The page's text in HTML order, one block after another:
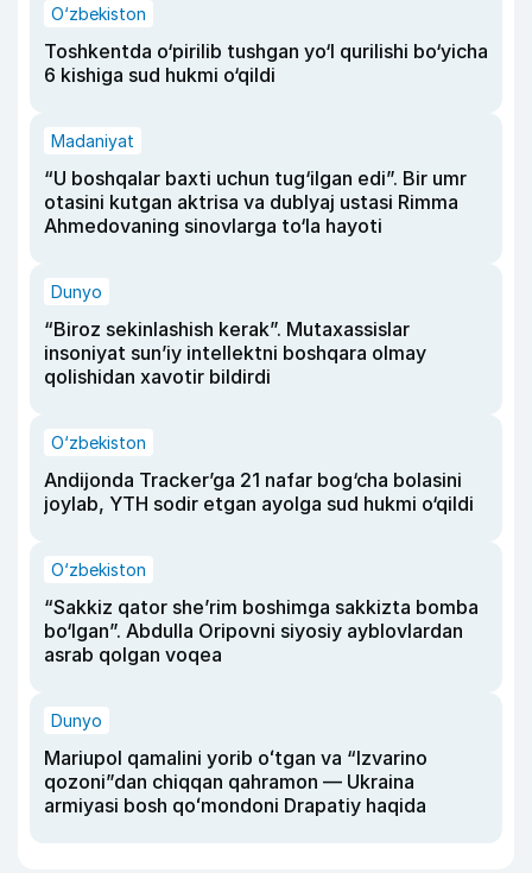
O‘zbekiston
Toshkentda o‘pirilib tushgan yo‘l qurilishi bo‘yicha
6 kishiga sud hukmi o‘qildi
Madaniyat
“U boshqalar baxti uchun tug‘ilgan edi”. Bir umr
otasini kutgan aktrisa va dublyaj ustasi Rimma
Ahmedovaning sinovlarga to‘la hayoti
Dunyo
“Biroz sekinlashish kerak”. Mutaxassislar
insoniyat sun’iy intellektni boshqara olmay
qolishidan xavotir bildirdi
O‘zbekiston
Andijonda Tracker’ga 21 nafar bog‘cha bolasini
joylab, YTH sodir etgan ayolga sud hukmi o‘qildi
O‘zbekiston
“Sakkiz qator she’rim boshimga sakkizta bomba
bo‘lgan”. Abdulla Oripovni siyosiy ayblovlardan
asrab qolgan voqea
Dunyo
Mariupol qamalini yorib oʻtgan va “Izvarino
qozoni”dan chiqqan qahramon — Ukraina
armiyasi bosh qoʻmondoni Drapatiy haqida